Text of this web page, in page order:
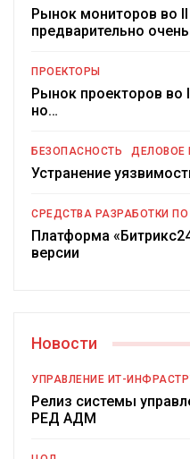
Рынок мониторов во II
предварительно
ПРОЕКТОРЫ
Рынок проекторов во
но…
БЕЗОПАСНОСТЬ ДЕЛОВОЕ
Устранение
СРЕДСТВА РАЗРАБОТКИ ПО
Платформа
версии
Новости
УПРАВЛЕНИЕ ИТ-
Релиз системы
РЕД АДМ